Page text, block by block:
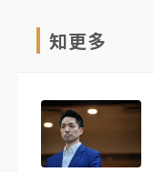
知更多